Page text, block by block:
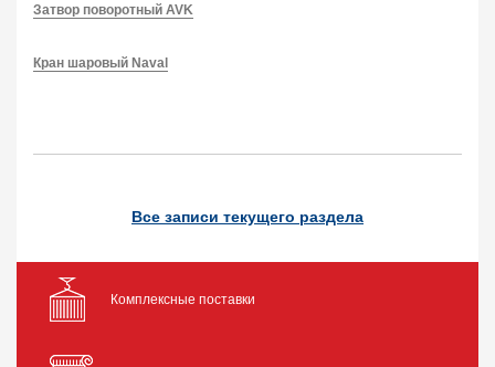
Затвор поворотный AVK
Кран шаровый Naval
Все записи текущего раздела
Комплексные поставки